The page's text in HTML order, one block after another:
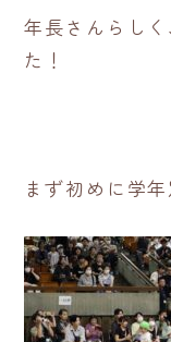
年長さんらし
た！
まず初めに学